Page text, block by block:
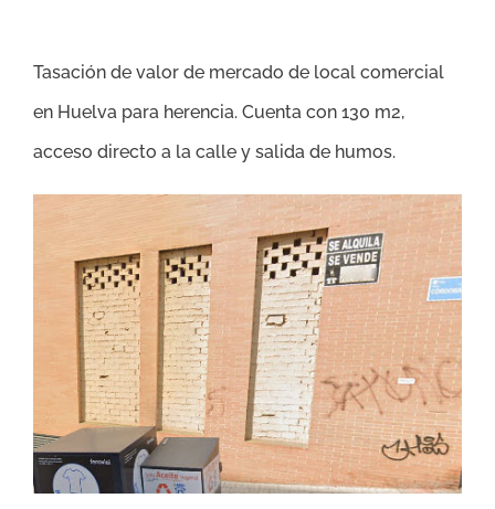
Tasación de valor de mercado de local comercial
en Huelva para herencia. Cuenta con 130 m2,
acceso directo a la calle y salida de humos.